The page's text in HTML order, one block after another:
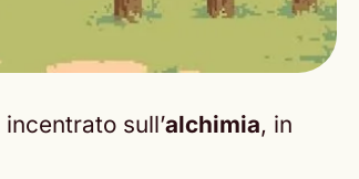
incentrato sull’alchimia, in